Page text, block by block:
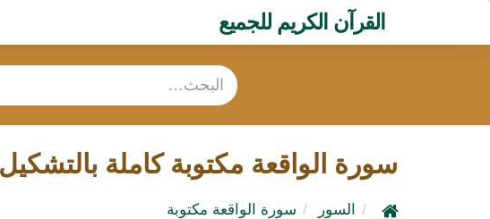
القرآن الكريم للجميع
سورة الواقعة مكتوبة كاملة بالتشكيل
السور سورة الواقعة مكتوبة